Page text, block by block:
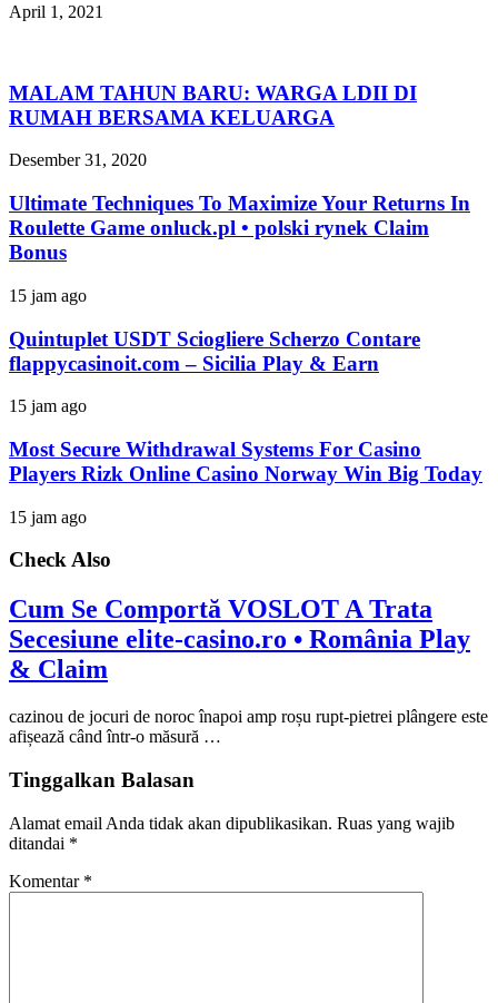
April 1, 2021
MALAM TAHUN BARU: WARGA LDII DI
RUMAH BERSAMA KELUARGA
Desember 31, 2020
Ultimate Techniques To Maximize Your Returns In
Roulette Game onluck.pl • polski rynek Claim
Bonus
15 jam ago
Quintuplet USDT Sciogliere Scherzo Contare
flappycasinoit.com – Sicilia Play & Earn
15 jam ago
Most Secure Withdrawal Systems For Casino
Players Rizk Online Casino Norway Win Big Today
15 jam ago
Check Also
Cum Se Comportă VOSLOT A Trata
Secesiune elite-casino.ro • România Play
& Claim
cazinou de jocuri de noroc înapoi amp roșu rupt-pietrei plângere este
afișează când într-o măsură …
Tinggalkan Balasan
Alamat email Anda tidak akan dipublikasikan. Ruas yang wajib
ditandai *
Komentar *